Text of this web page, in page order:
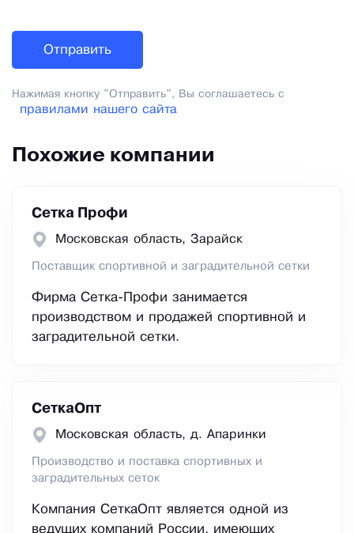
Нажимая кнопку "Отправить", Вы соглашаетесь с
правилами нашего сайта
Похожие компании
Сетка Профи
Московская область, Зарайск
Поставщик спортивной и заградительной сетки
Фирма Сетка-Профи занимается
производством и продажей спортивной и
заградительной сетки.
СеткаОпт
Московская область, д. Апаринки
Производство и поставка спортивных и
заградительных сеток
Компания СеткаОпт является одной из
ведущих компаний России, имеющих